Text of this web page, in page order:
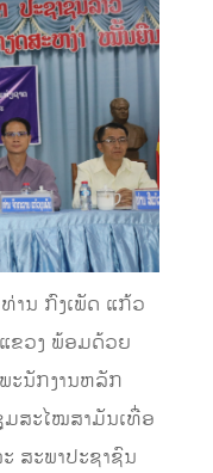
ານ ກົງເພັດ ແກ້ວ
ຂວງ ພ້ອມດ້ວຍ
ະນັກງານຫລັກ
ມສະໄໝສາມັນເທື່ອ
ສະພາປະຊາຊົນ